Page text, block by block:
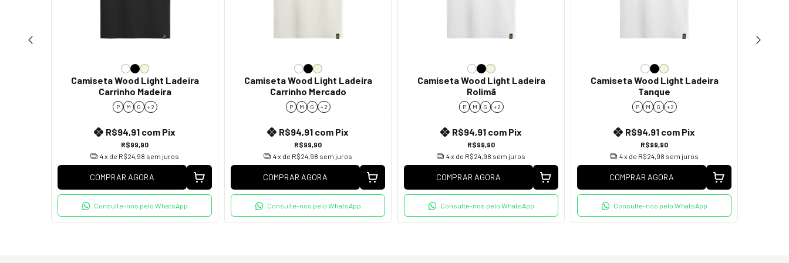
Camiseta Wood Light Ladeira
Carrinho Madeira
P M G + 2
R$99,90
R$94,91 com Pix
4x de R$24,98 sem juros
COMPRAR AGORA
Consulte-nos pelo WhatsApp
Camiseta Wood Light Ladeira
Carrinho Mercado
P M G + 2
R$99,90
R$94,91 com Pix
4x de R$24,98 sem juros
COMPRAR AGORA
Consulte-nos pelo WhatsApp
Camiseta Wood Light Ladeira
Rolimã
P M G + 2
R$99,90
R$94,91 com Pix
4x de R$24,98 sem juros
COMPRAR AGORA
Consulte-nos pelo WhatsApp
Camiseta Wood Light Ladeira
Tanque
P M G + 2
R$99,90
R$94,91 com Pix
4x de R$24,98 sem juros
COMPRAR AGORA
Consulte-nos pelo WhatsApp